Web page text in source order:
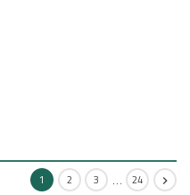
1 2 3 … 24 